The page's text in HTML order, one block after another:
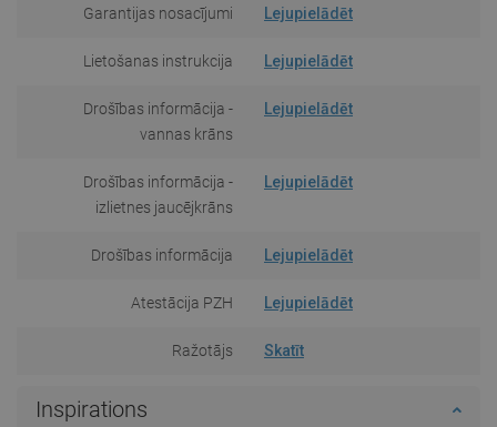
Garantijas nosacījumi Lejupielādēt
Lietošanas instrukcija Lejupielādēt
Drošības informācija -
vannas krāns
Lejupielādēt
Drošības informācija -
izlietnes jaucējkrāns
Lejupielādēt
Drošības informācija Lejupielādēt
Atestācija PZH Lejupielādēt
Ražotājs Skatīt
Inspirations